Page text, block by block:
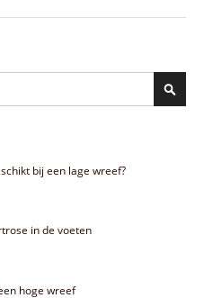
bij een lage wreef?
in de voeten
hoge wreef